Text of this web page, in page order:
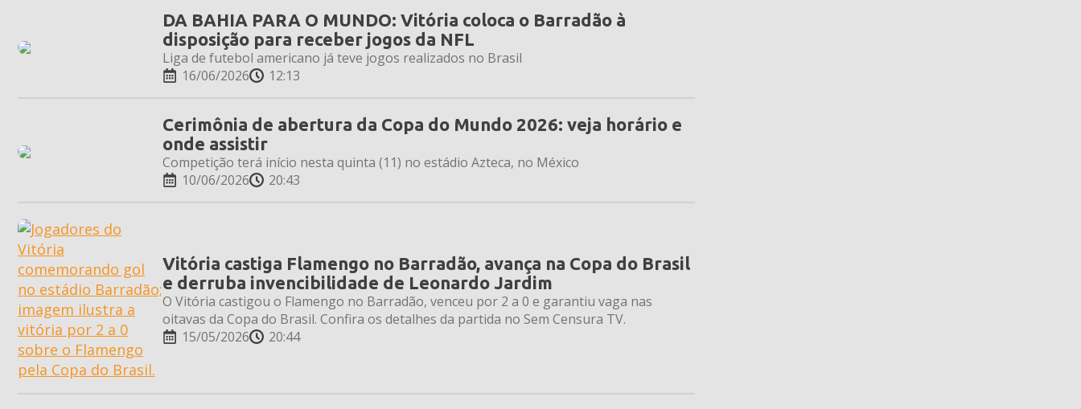
DA BAHIA PARA O MUNDO: Vitória coloca o Barradão à
disposição para receber jogos da NFL
Liga de futebol americano já teve jogos realizados no Brasil
16/06/2026
12:13
Cerimônia de abertura da Copa do Mundo 2026: veja horário e
onde assistir
Competição terá início nesta quinta (11) no estádio Azteca, no México
10/06/2026
20:43
Vitória castiga Flamengo no Barradão, avança na Copa do Brasil
e derruba invencibilidade de Leonardo Jardim
O Vitória castigou o Flamengo no Barradão, venceu por 2 a 0 e garantiu vaga nas
oitavas da Copa do Brasil. Confira os detalhes da partida no Sem Censura TV.
15/05/2026
20:44